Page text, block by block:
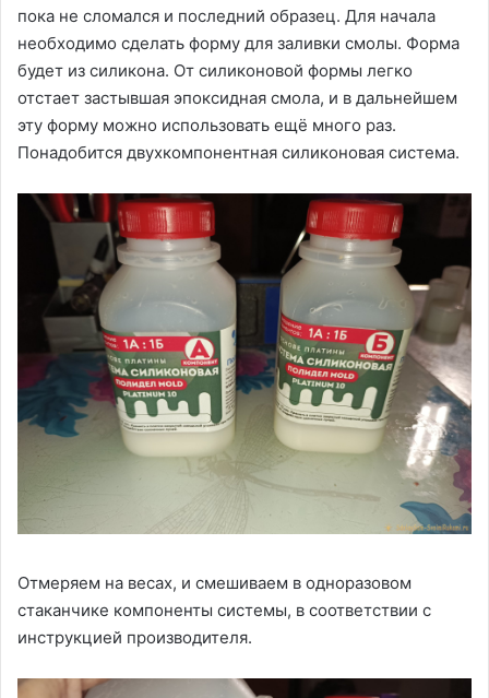
пока не сломался и последний образец. Для начала
необходимо сделать форму для заливки смолы. Форма
будет из силикона. От силиконовой формы легко
отстает застывшая эпоксидная смола, и в дальнейшем
эту форму можно использовать ещё много раз.
Понадобится двухкомпонентная силиконовая система.
Отмеряем на весах, и смешиваем в одноразовом
стаканчике компоненты системы, в соответствии с
инструкцией производителя.